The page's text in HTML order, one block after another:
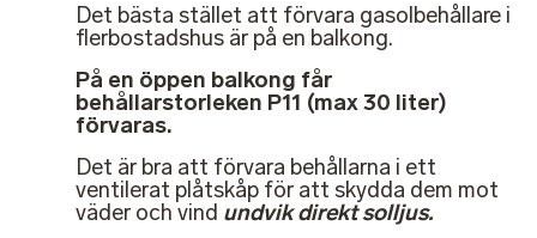
Det bästa stället att förvara gasolbehållare i
flerbostadshus är på en balkong.
På en öppen balkong får
behållarstorleken P11 (max 30 liter)
förvaras.
Det är bra att förvara behållarna i ett
ventilerat plåtskåp för att skydda dem mot
väder och vind undvik direkt solljus.